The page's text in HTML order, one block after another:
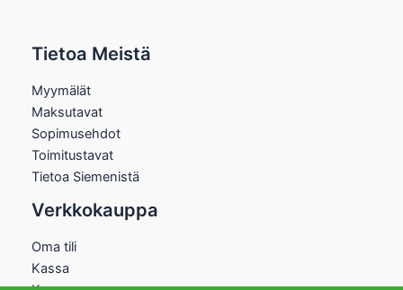
Tietoa Meistä
Myymälät
Maksutavat
Sopimusehdot
Toimitustavat
Tietoa Siemenistä
Verkkokauppa
Oma tili
Kassa